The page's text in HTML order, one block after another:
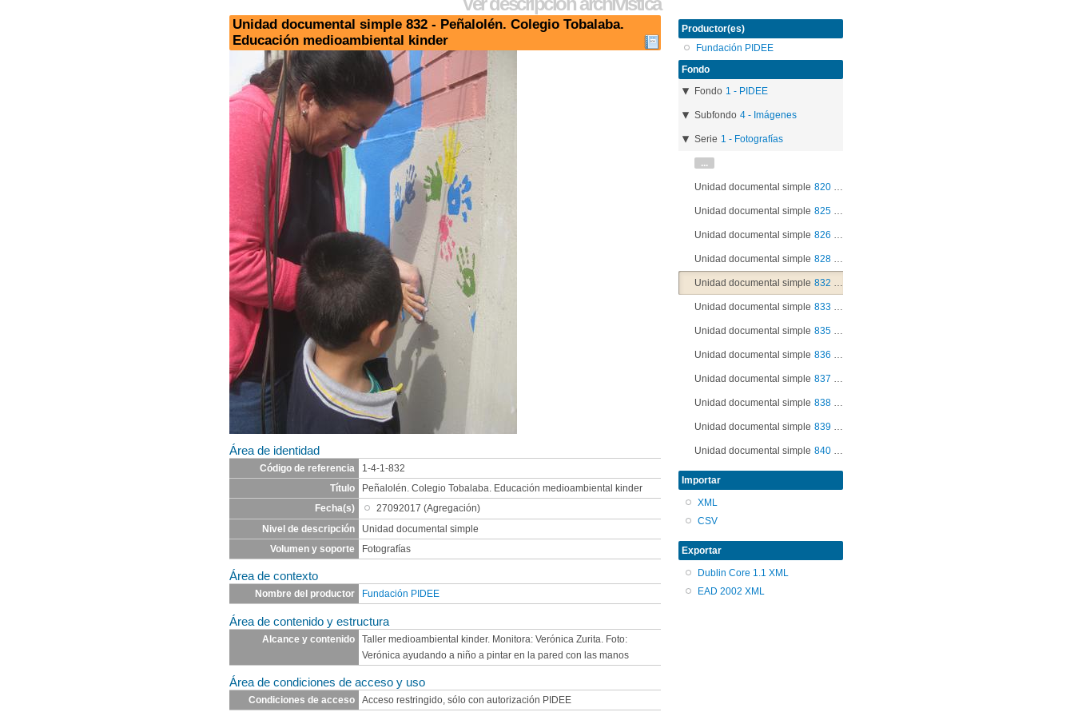
Unidad documental simple 832 - Peñalolén. Colegio Tobalaba.
Educación medioambiental kinder
Área de identidad
Código de referencia
1-4-1-832
Título
Peñalolén. Colegio Tobalaba. Educación medioambiental kinder
Fecha(s)
27092017 (Agregación)
Nivel de descripción
Unidad documental simple
Volumen y soporte
Fotografías
Área de contexto
Nombre del productor Fundación PIDEE
Área de contenido y estructura
Alcance y contenido
Taller medioambiental kinder. Monitora: Verónica Zurita. Foto:
Verónica ayudando a niño a pintar en la pared con las manos
Área de condiciones de acceso y uso
Condiciones de acceso Acceso restringido, sólo con autorización PIDEE
Productor(es)
Fundación PIDEE
Fondo
Fondo 1 - PIDEE
Subfondo 4 - Imágenes
Serie 1 - Fotografías
...
Unidad documental simple 820 - Peñalolén. Colegio Tobalaba. Educación medioambiental kinder
Unidad documental simple 825 - Peñalolén. Colegio Tobalaba. Educación medioambiental kinder
Unidad documental simple 826 - Peñalolén. Colegio Tobalaba. Educación medioambiental kinder
Unidad documental simple 828 - Peñalolén. Colegio Tobalaba. Educación medioambiental kinder
Unidad documental simple 832 - Peñalolén. Colegio Tobalaba. Educación medioambiental kinder
Unidad documental simple 833 - Peñalolén. Colegio Tobalaba. Educación medioambiental kinder
Unidad documental simple 835 - Peñalolén. Colegio Tobalaba. Educación medioambiental kinder
Unidad documental simple 836 - Peñalolén. Colegio Tobalaba. Educación medioambiental kinder
Unidad documental simple 837 - Peñalolén. Colegio Tobalaba. Educación medioambiental kinder
Unidad documental simple 838 - Peñalolén. Colegio Tobalaba. Educación medioambiental kinder
Unidad documental simple 839 - Peñalolén. Colegio Tobalaba. Educación medioambiental kinder
Unidad documental simple 840 - Peñalolén. Colegio Tobalaba. Educación medioambiental kinder
Unidad documental simple
...
Importar
XML
CSV
Exportar
Dublin Core 1.1 XML
EAD 2002 XML